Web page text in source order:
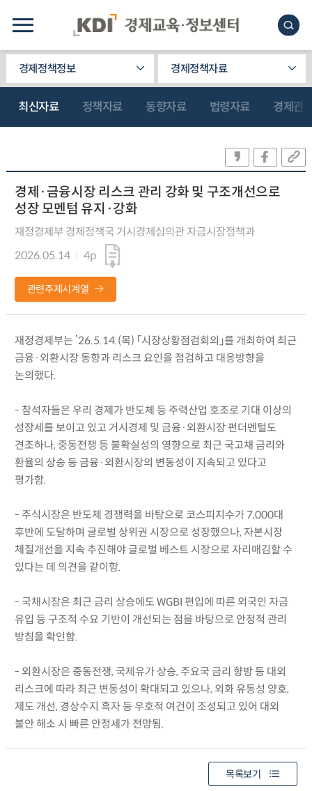
경제정책정보 경제정책자료
최신자료 정책자료 동향자료 법령자료 경제관
경제·금융시장 리스크 관리 강화 및 구조개선으로
성장 모멘텀 유지·강화
재정경제부 경제정책국 거시경제심의관 자금시장정책과
2026.05.14
4p
관련주제시계열
재정경제부는 ’26.5.14.(목) 「시장상황점검회의」를 개최하여 최근
금융·외환시장 동향과 리스크 요인을 점검하고 대응방향을
논의했다.
- 참석자들은 우리 경제가 반도체 등 주력산업 호조로 기대 이상의
성장세를 보이고 있고 거시경제 및 금융·외환시장 펀더멘털도
견조하나, 중동전쟁 등 불확실성의 영향으로 최근 국고채 금리와
환율의 상승 등 금융·외환시장의 변동성이 지속되고 있다고
평가함.
- 주식시장은 반도체 경쟁력을 바탕으로 코스피지수가 7,000대
후반에 도달하며 글로벌 상위권 시장으로 성장했으나, 자본시장
체질개선을 지속 추진해야 글로벌 베스트 시장으로 자리매김할 수
있다는 데 의견을 같이함.
- 국채시장은 최근 금리 상승에도 WGBI 편입에 따른 외국인 자금
유입 등 구조적 수요 기반이 개선되는 점을 바탕으로 안정적 관리
방침을 확인함.
- 외환시장은 중동전쟁, 국제유가 상승, 주요국 금리 향방 등 대외
리스크에 따라 최근 변동성이 확대되고 있으나, 외화 유동성 양호,
제도 개선, 경상수지 흑자 등 우호적 여건이 조성되고 있어 대외
불안 해소 시 빠른 안정세가 전망됨.
목록보기